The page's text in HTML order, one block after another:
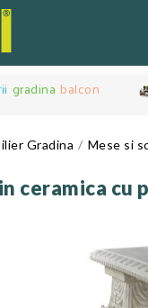
gradina balcon
Gradina Mese si
ceramica